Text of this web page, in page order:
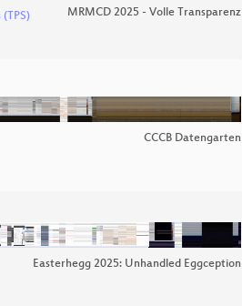
MRMCD 2025 - Volle Transparenz
CCCB Datengarten
Easterhegg 2025: Unhandled Eggception